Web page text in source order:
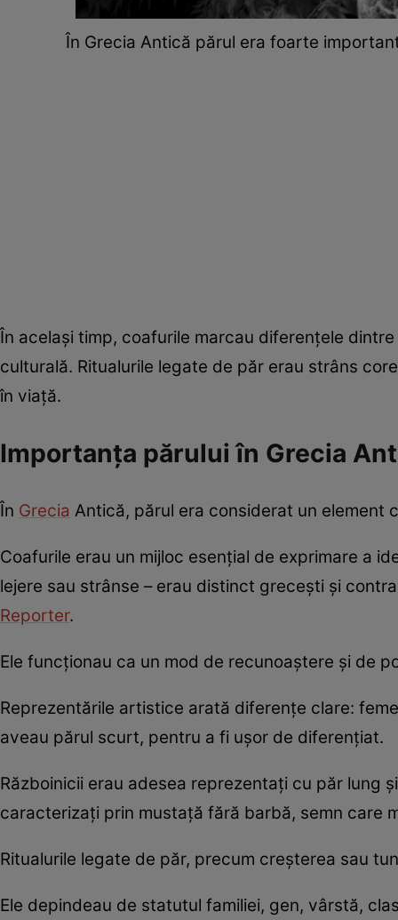
În Grecia Antică părul era foarte
În același timp, coafurile marcau diferențele
culturală. Ritualurile legate de păr erau strâns
în viață.
Importanța părului în Grecia
În Grecia Antică, părul era considerat un element
Coafurile erau un mijloc esențial de exprimare a
lejere sau strânse – erau distinct grecești și
Reporter.
Ele funcționau ca un mod de recunoaștere și de
Reprezentările artistice arată diferențe clare:
aveau părul scurt, pentru a fi ușor de diferențiat.
Războinicii erau adesea reprezentați cu păr lung
caracterizați prin mustață fără barbă, semn care
Ritualurile legate de păr, precum creșterea sau
Ele depindeau de statutul familiei, gen, vârstă,